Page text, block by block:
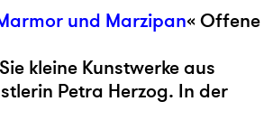
und Marzipan« Offene
kleine Kunstwerke aus
Petra Herzog. In der